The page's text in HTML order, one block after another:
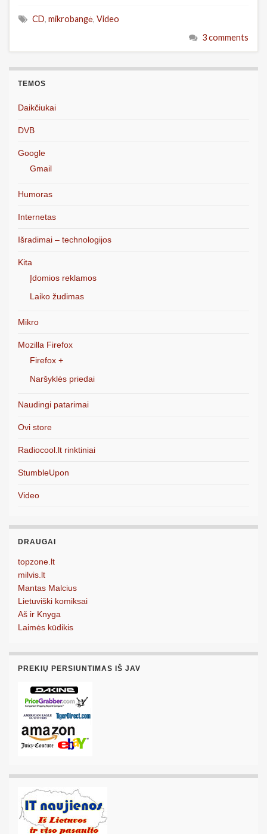
CD, mikrobangė, Video
3 comments
TEMOS
Daikčiukai
DVB
Google
Gmail
Humoras
Internetas
Išradimai – technologijos
Kita
Įdomios reklamos
Laiko žudimas
Mikro
Mozilla Firefox
Firefox +
Naršyklės priedai
Naudingi patarimai
Ovi store
Radiocool.lt rinktiniai
StumbleUpon
Video
DRAUGAI
topzone.lt
milvis.lt
Mantas Malcius
Lietuviški komiksai
Aš ir Knyga
Laimės kūdikis
PREKIŲ PERSIUNTIMAS IŠ JAV